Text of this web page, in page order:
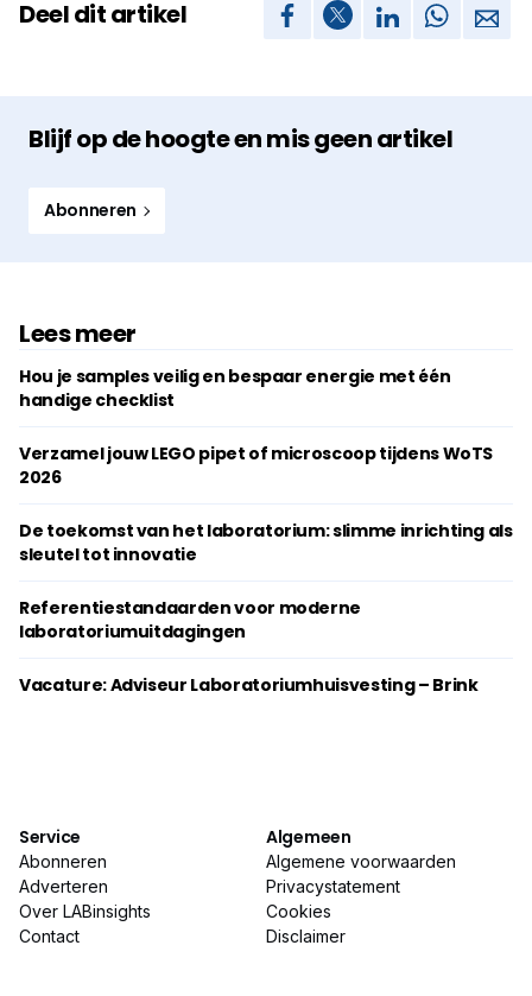
Deel dit artikel
Blijf op de hoogte en mis geen artikel
Abonneren
Lees meer
Hou je samples veilig en bespaar energie met één
handige checklist
Verzamel jouw LEGO pipet of microscoop tijdens WoTS
2026
De toekomst van het laboratorium: slimme inrichting als
sleutel tot innovatie
Referentiestandaarden voor moderne
laboratoriumuitdagingen
Vacature: Adviseur Laboratoriumhuisvesting – Brink
Service
Abonneren
Adverteren
Over LABinsights
Contact
Algemeen
Algemene voorwaarden
Privacystatement
Cookies
Disclaimer